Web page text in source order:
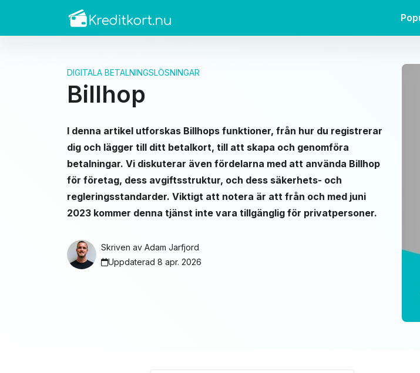
DIGITALA BETALNINGSLÖSNINGAR
Billhop
I denna artikel utforskas Billhops funktioner, från hur du registrerar
dig och lägger till ditt betalkort, till att skapa och genomföra
betalningar. Vi diskuterar även fördelarna med att använda Billhop
för företag, dess avgiftsstruktur, och dess säkerhets- och
regleringsstandarder. Viktigt att notera är att från och med juni
2023 kommer denna tjänst inte vara tillgänglig för privatpersoner.
Skriven av Adam Jarfjord
Uppdaterad 8 apr. 2026